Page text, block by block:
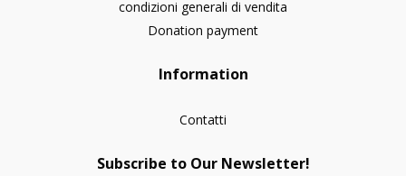
condizioni generali di vendita
Donation payment
Information
Contatti
Subscribe to Our Newsletter!